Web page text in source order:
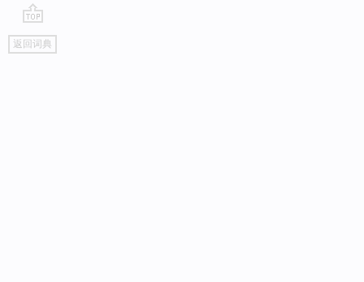
go
top
返回词典